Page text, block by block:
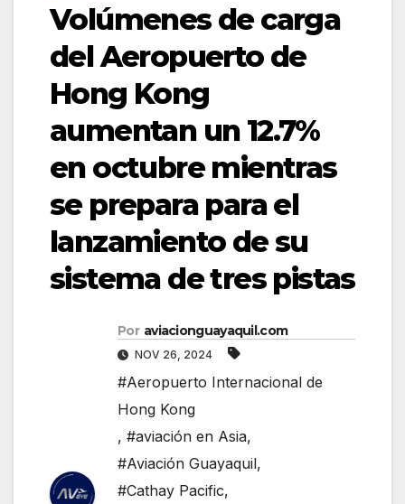
Volúmenes de carga
del Aeropuerto de
Hong Kong
aumentan un 12.7%
en octubre mientras
se prepara para el
lanzamiento de su
sistema de tres pistas
Por aviacionguayaquil.com
NOV 26, 2024
#Aeropuerto Internacional de
Hong Kong
, #aviación en Asia,
#Aviación Guayaquil,
#Cathay Pacific,